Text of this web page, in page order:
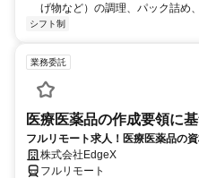
げ物など）の調理、パック詰め
シフト制
業務委託
医療医薬品の作成要領に
フルリモート求人！医療医薬品の
株式会社EdgeX
フルリモート